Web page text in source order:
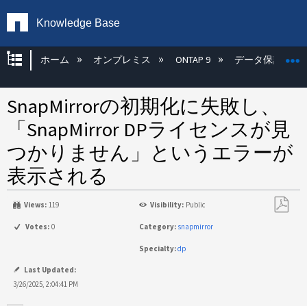
Knowledge Base
グローバル階層を展開/折りたたむ
ホーム オンプレミス ONTAP 9 データ保護
SnapMirrorの初期化に失敗し、
「SnapMirror DPライセンスが見
つかりません」というエラーが
表示される
Views: 119 Visibility: Public
Votes: 0 Category: snapmirror
Specialty:dp
Last Updated:
3/26/2025, 2:04:41 PM